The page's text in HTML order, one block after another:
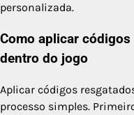
personalizada.
Como aplicar
dentro do jogo
Aplicar códigos
processo simples.